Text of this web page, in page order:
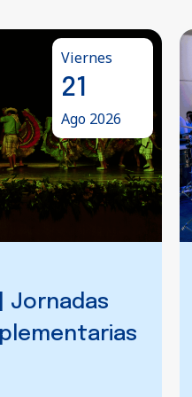
Jueves
06
Ago 2026
|
La Enseñanza